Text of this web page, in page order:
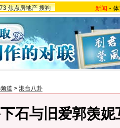
焦点房地产 搜狗 新闻 -
道 > 港台八卦
石与旧爱郭羡妮